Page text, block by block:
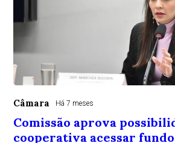
Câmara Há 7 meses
Comissão aprova
cooperativa acessar